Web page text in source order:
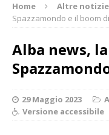
Home Altre notizie
Spazzamondo e il boom
Alba news,
29 Maggio 2023
Versione accessibile